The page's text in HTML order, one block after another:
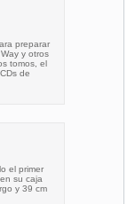
preparar
y otros
tomos, el
de
el primer
su caja
y 39 cm